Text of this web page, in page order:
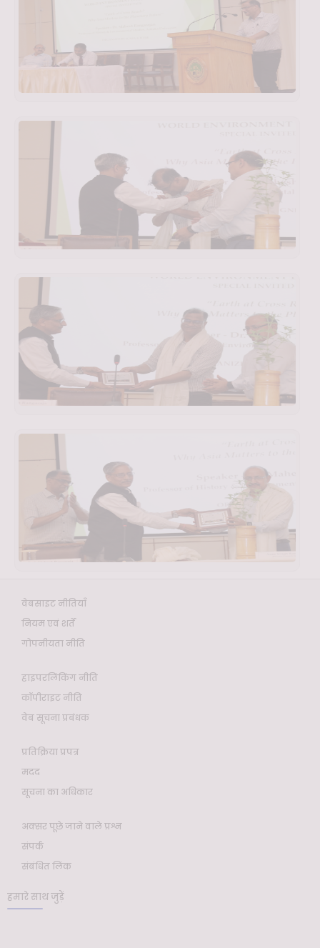
वेबसाइट नीतियाँ
नियम एवं शर्तें
गोपनीयता नीति
हाइपरलिंकिंग नीति
कॉपीराइट नीति
वेब सूचना प्रबंधक
प्रतिक्रिया प्रपत्र
मदद
सूचना का अधिकार
अक्सर पूछे जाने वाले प्रश्न
संपर्क
संबंधित लिंक
हमारे साथ जुड़ें